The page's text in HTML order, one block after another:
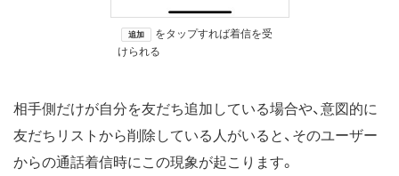
追加
をタップすれば着信を受
けられる
相手側だけが自分を友だち追加している場合や、意図的に
友だちリストから削除している人がいると、そのユーザー
からの通話着信時にこの現象が起こります。